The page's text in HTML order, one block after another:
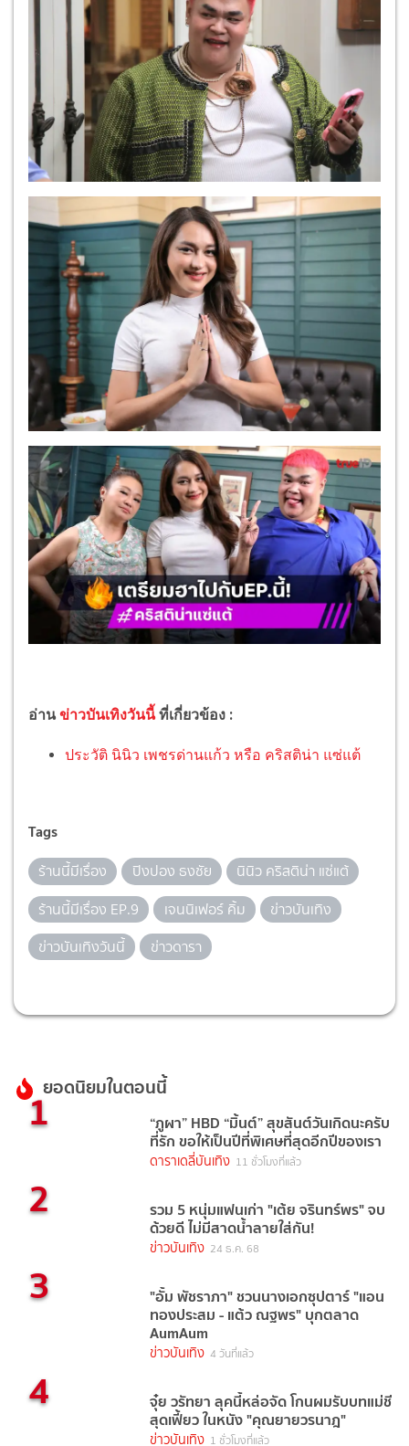
อ่านข่าวบันเทิงวันนี้ ที่เกี่ยวข้อง :
ประวัติ นินิว เพชรด่านแก้ว หรือ คริสติน่า แซ่แต้
Tags
ร้านนี้มีเรื่อง ปิงปอง ธงชัย
นินิว คริสติน่า แซ่แต้
ร้านนี้มีเรื่อง EP.9
เจนนิเฟอร์ คิ้ม
ข่าวบันเทิง
ข่าวบันเทิงวันนี้
ข่าวดารา
ยอดนิยมในตอนนี้
1 “ภูผา” HBD “มิ้นต์” สุขสันต์วันเกิดนะครับ
ที่รัก ขอให้เป็นปีที่พิเศษที่สุดอีกปีของเรา
ดาราเดลี่บันเทิง 11 ชั่วโมงที่แล้ว
2 รวม 5 หนุ่มแฟนเก่า "เต้ย จรินทร์พร" จบ
ด้วยดี ไม่มีสาดน้ำลายใส่กัน!
ข่าวบันเทิง 24 ธ.ค. 68
3 "อั้ม พัชราภา" ชวนนางเอกซุปตาร์ "แอน
ทองประสม - แต้ว ณฐพร" บุกตลาด
AumAum
ข่าวบันเทิง 4 วันที่แล้ว
4 จุ๋ย วรัทยา ลุคนี้หล่อจัด โกนผมรับบทแม่ชี
สุดเฟี้ยว ในหนัง "คุณยายวรนาฎ"
ข่าวบันเทิง 1 ชั่วโมงที่แล้ว